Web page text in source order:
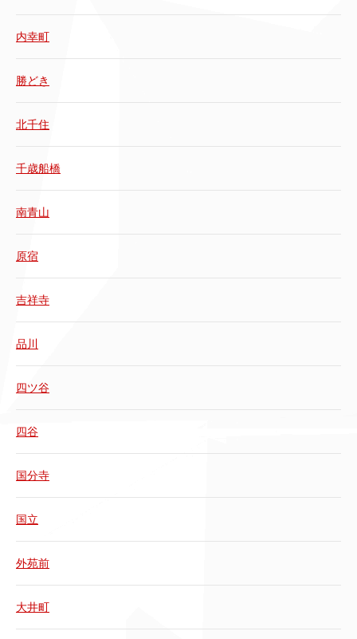
内幸町
勝どき
北千住
千歳船橋
南青山
原宿
吉祥寺
品川
四ツ谷
四谷
国分寺
国立
外苑前
大井町